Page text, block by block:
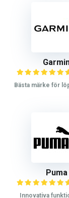
Bästa märke för
Puma
Innovativa